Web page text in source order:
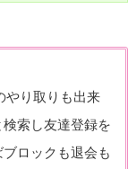
やり取りも出来
索し友達登録を
ロックも退会も